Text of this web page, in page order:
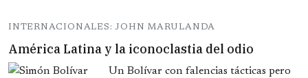
INTERNACIONALES: JOHN MARULANDA
América Latina y la iconoclastia del odio
Un Bolívar con falencias tácticas pero